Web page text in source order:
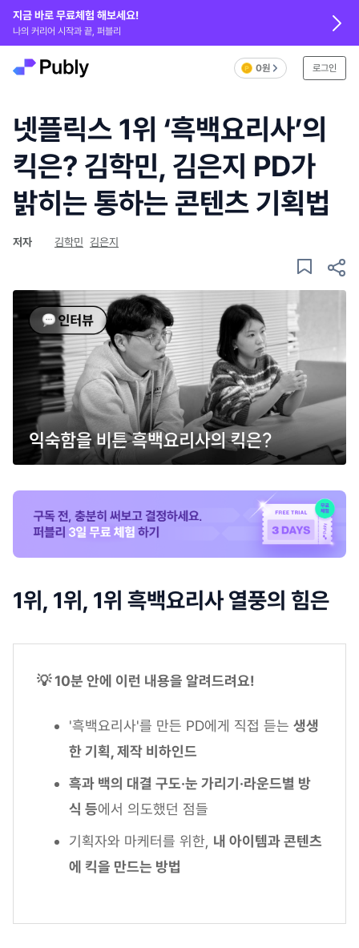
지금 바로 무료체험 해보세요!
나의 커리어 시작과 끝, 퍼블리
0원 로그인
넷플릭스 1위 ‘흑백요리사’의
킥은? 김학민, 김은지 PD가
밝히는 통하는 콘텐츠 기획법
저자 김학민 김은지
1위, 1위, 1위 흑백요리사 열풍의 힘은
💡 10분 안에 이런 내용을 알려드려요!
'흑백요리사'를 만든 PD에게 직접 듣는 생생
한 기획, 제작 비하인드
흑과 백의 대결 구도·눈 가리기·라운드별 방
식 등에서 의도했던 점들
기획자와 마케터를 위한, 내 아이템과 콘텐츠
에 킥을 만드는 방법